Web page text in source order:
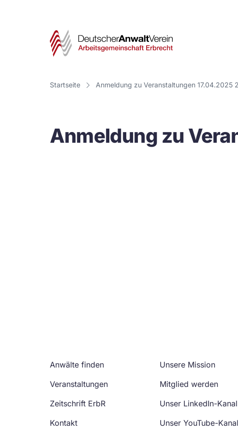
Verein
Startseite Anmeldung zu Veranstaltungen 17.04.2025
Anmeldung zu
Anwälte finden
Veranstaltungen
Zeitschrift ErbR
Kontakt
Unsere Mission
Mitglied werden
Unser LinkedIn-Kanal
Unser YouTube-Kanal